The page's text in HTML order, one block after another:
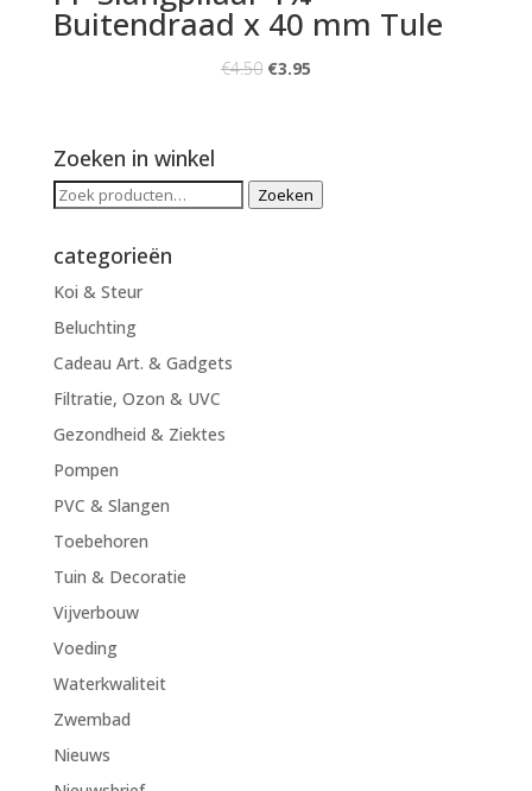
Buitendraad x 40 mm Tule
€4.50 €3.95
Zoeken in winkel
Zoeken
Zoeken
categorieën
Koi & Steur
Beluchting
Cadeau Art. & Gadgets
Filtratie, Ozon & UVC
Gezondheid & Ziektes
Pompen
PVC & Slangen
Toebehoren
Tuin & Decoratie
Vijverbouw
Voeding
Waterkwaliteit
Zwembad
Nieuws